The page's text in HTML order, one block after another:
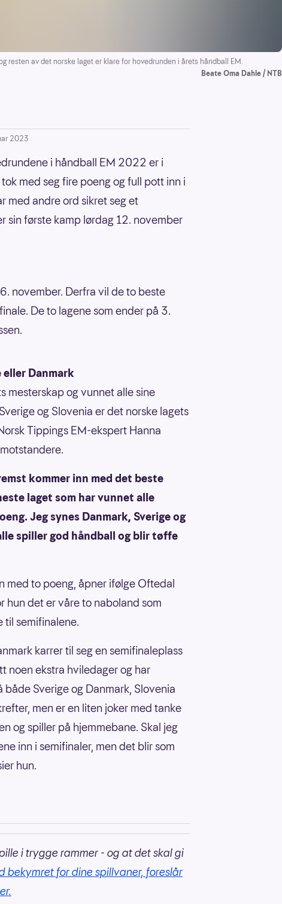
resten av det norske laget er klare for hovedrunden i årets håndball EM.
Beate Oma Dahle / NTB
2023
i håndball EM 2022 er i
med seg fire poeng og full pott inn i
med andre ord sikret seg et
sin første kamp lørdag 12. november
november. Derfra vil de to beste
De to lagene som ender på 3.
eller Danmark
mesterskap og vunnet alle sine
og Slovenia er det norske lagets
Tippings EM-ekspert Hanna
kommer inn med det beste
laget som har vunnet alle
Jeg synes Danmark, Sverige og
spiller god håndball og blir tøffe
med to poeng, åpner ifølge Oftedal
hun det er våre to naboland som
til semifinalene.
karrer til seg en semifinaleplass
noen ekstra hviledager og har
Sverige og Danmark, Slovenia
men er en liten joker med tanke
og spiller på hjemmebane. Skal jeg
inn i semifinaler, men det blir som
hun.
i trygge rammer - og at det skal gi
bekymret for dine spillvaner, foreslår